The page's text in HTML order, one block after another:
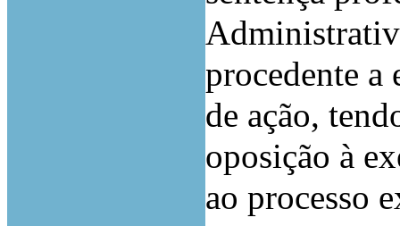
procedente a
de ação,
oposição à
ao processo